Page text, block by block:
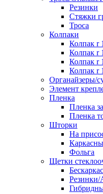
Резинки
Стяжки
Троса
Колпаки
Колпак r
Колпак r
Колпак r
Колпак r
Органайзеры/
Элемент
Пленка
Пленка
Пленка
Шторки
На
Фольга
Щетки
Резинки/